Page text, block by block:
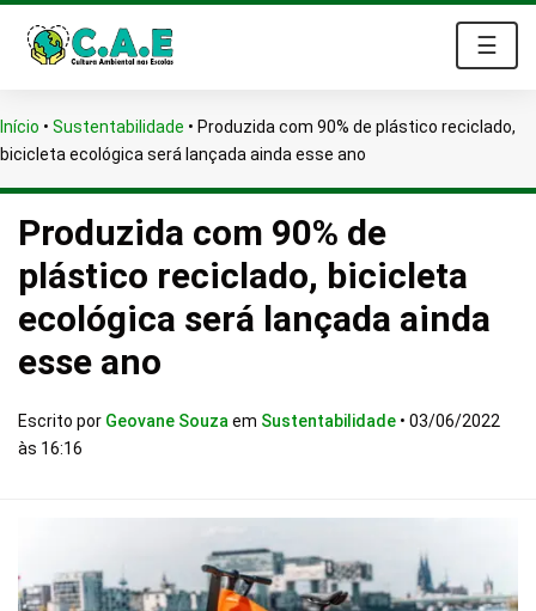
☰
Início • Sustentabilidade • Produzida com 90% de plástico reciclado,
bicicleta ecológica será lançada ainda esse ano
Produzida com 90% de
plástico reciclado, bicicleta
ecológica será lançada ainda
esse ano
Escrito por Geovane Souza em Sustentabilidade • 03/06/2022
às 16:16